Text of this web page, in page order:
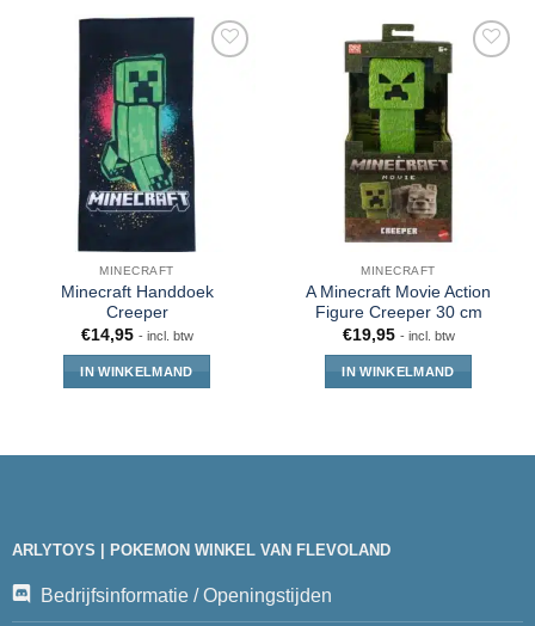
MINECRAFT
Minecraft Handdoek
Creeper
€14,95 - incl. btw
IN WINKELMAND
MINECRAFT
A Minecraft Movie Action
Figure Creeper 30 cm
€19,95 - incl. btw
IN WINKELMAND
ARLYTOYS | POKEMON WINKEL VAN FLEVOLAND
Bedrijfsinformatie / Openingstijden